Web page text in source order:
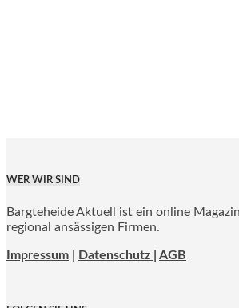
WER WIR SIND
Bargteheide Aktuell ist ein online
regional ansässigen Firmen.
Impressum Datenschutz | AGB